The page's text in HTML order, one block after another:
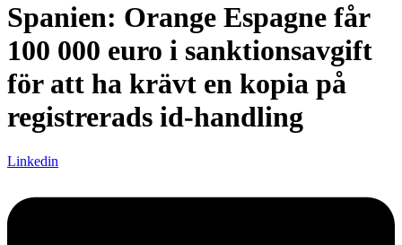
Spanien: Orange Espagne får
100 000 euro i sanktionsavgift
för att ha krävt en kopia på
registrerads id-handling
Linkedin